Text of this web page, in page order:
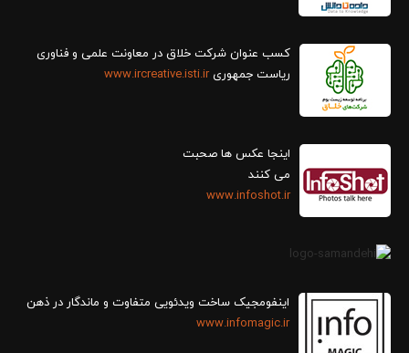
کسب عنوان شرکت خلاق در معاونت علمی و فناوری
ریاست جمهوریwww.ircreative.isti.ir
اینجا عکس ها صحبت
می کنند
www.infoshot.ir
اینفومجیک ساخت ویدئویی متفاوت و ماندگار در ذهن
www.infomagic.ir